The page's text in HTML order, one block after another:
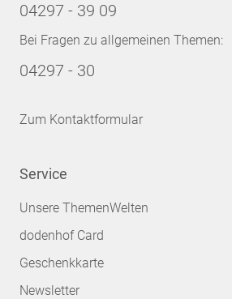
04297 - 39 09
Bei Fragen zu allgemeinen Themen:
04297 - 30
Zum Kontaktformular
Service
Unsere ThemenWelten
dodenhof Card
Geschenkkarte
Newsletter